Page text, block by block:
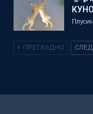
ПРЕТХОДНО